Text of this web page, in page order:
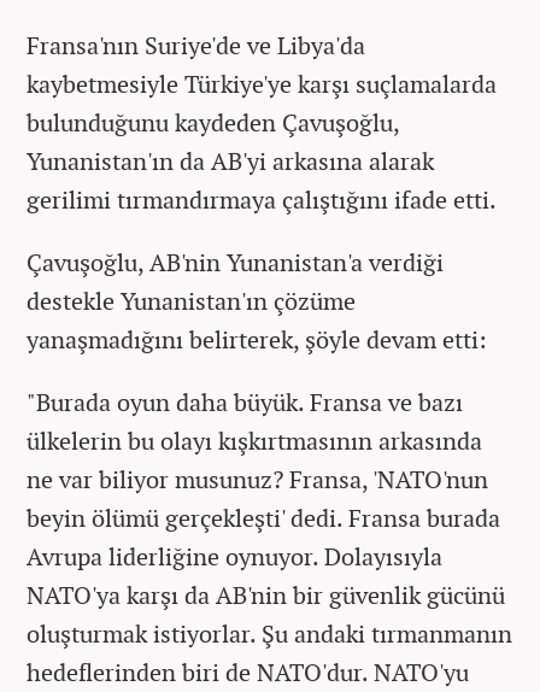
Fransa'nın Suriye'de ve Libya'da
kaybetmesiyle Türkiye'ye karşı suçlamalarda
bulunduğunu kaydeden Çavuşoğlu,
Yunanistan'ın da AB'yi arkasına alarak
gerilimi tırmandırmaya çalıştığını ifade etti.
Çavuşoğlu, AB'nin Yunanistan'a verdiği
destekle Yunanistan'ın çözüme
yanaşmadığını belirterek, şöyle devam etti:
"Burada oyun daha büyük. Fransa ve bazı
ülkelerin bu olayı kışkırtmasının arkasında
ne var biliyor musunuz? Fransa, 'NATO'nun
beyin ölümü gerçekleşti' dedi. Fransa burada
Avrupa liderliğine oynuyor. Dolayısıyla
NATO'ya karşı da AB'nin bir güvenlik gücünü
oluşturmak istiyorlar. Şu andaki tırmanmanın
hedeflerinden biri de NATO'dur. NATO'yu